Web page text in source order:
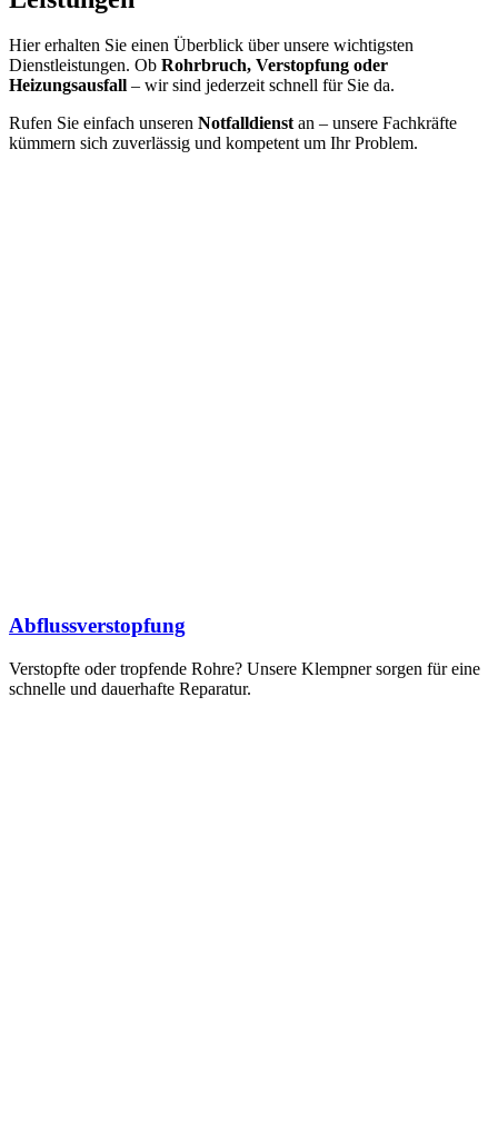
Hier erhalten Sie einen Überblick über unsere wichtigsten
Dienstleistungen. Ob Rohrbruch, Verstopfung oder
Heizungsausfall – wir sind jederzeit schnell für Sie da.
Rufen Sie einfach unseren Notfalldienstan – unsere Fachkräfte
kümmern sich zuverlässig und kompetent um Ihr Problem.
Abflussverstopfung
Verstopfte oder tropfende Rohre? Unsere Klempner sorgen für eine
schnelle und dauerhafte Reparatur.